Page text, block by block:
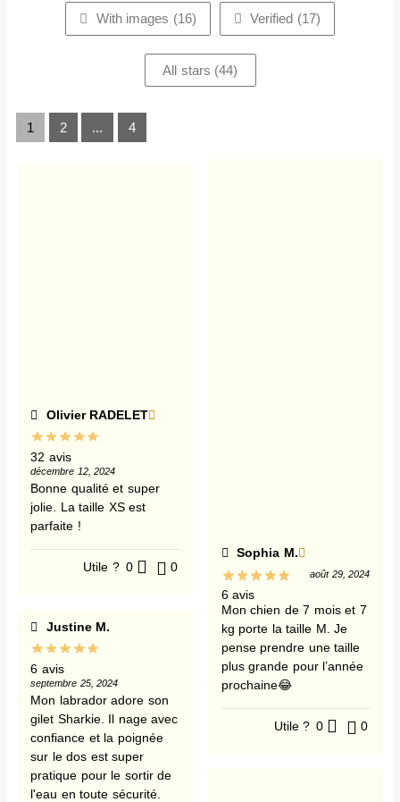
With images (16) Verified (17)
All stars (44)
1 2 ... 4
Olivier RADELET
32 avis
décembre 12, 2024
Bonne qualité et super
jolie. La taille XS est
parfaite !
Utile ? 0 0
Justine M.
6 avis
septembre 25, 2024
Mon labrador adore son
gilet Sharkie. Il nage avec
confiance et la poignée
sur le dos est super
pratique pour le sortir de
l'eau en toute sécurité.
Sophia M.
6 avis
août 29, 2024
Mon chien de 7 mois et 7
kg porte la taille M. Je
pense prendre une taille
plus grande pour l’année
prochaine😂
Utile ? 0 0